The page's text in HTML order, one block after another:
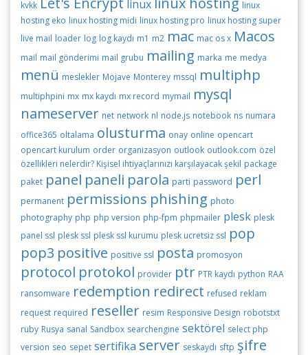
kvkk linux
linux
hosting eko linux hosting midi linux hosting pro linux hosting super
live mail loader log log kaydı m1 m2 mac mac os x Macos
mail mail gönderimi mail grubu mailing marka me medya
menü meslekler Mojave Monterey mssql multiphp
multiphpini mx mx kaydı mx record mymail mysql
nameserver net network nl node.js notebook ns numara
office365 oltalama olusturma onay online opencart
opencart kurulum order organizasyon outlook outlook.com özel
özellikleri nelerdir? Kişisel ihtiyaçlarınızı karşılayacak şekil package
paket panel paneli parola parti password perl
permanent permissions phishing photo
photography php php version php-fpm phpmailer plesk plesk
panel ssl plesk ssl plesk ssl kurumu plesk ucretsiz ssl pop
pop3 positive positive ssl posta promosyon
protocol protokol provider ptr PTR kaydı python RAA
ransomware redemption redirect refused reklam
request required reseller resim Responsive Design robotstxt
ruby Rusya sanal Sandbox searchengine sektörel select php
version seo sepet sertifika server seskaydı sftp şifre